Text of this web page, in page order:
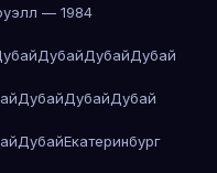
— 1984
ДубайДубайДубай
ДубайДубайДубай
ДубайЕкатеринбург